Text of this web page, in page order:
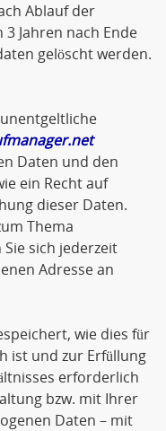
Ablauf der
Jahren nach Ende
gelöscht werden.
Daten und den
ein Recht auf
dieser Daten.
Thema
sich jederzeit
Adresse an
wie dies für
ist und zur Erfüllung
erforderlich
bzw. mit Ihrer
Daten – mit